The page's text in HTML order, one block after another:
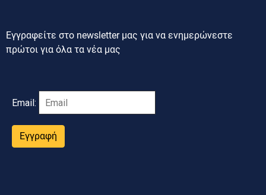
Εγγραφείτε στο newsletter μας για να ενημερώνεστε
πρώτοι για όλα τα νέα μας
Email:
Εγγραφή